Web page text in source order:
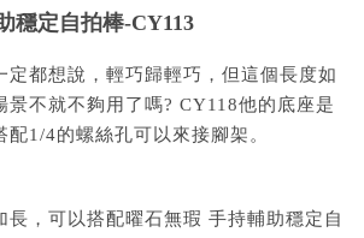
穩定自拍棒-CY113
定都想說，輕巧歸輕巧，但這個長度如
景不就不夠用了嗎? CY118他的底座是
1/4的螺絲孔可以來接腳架。
長，可以搭配曜石無瑕 手持輔助穩定自